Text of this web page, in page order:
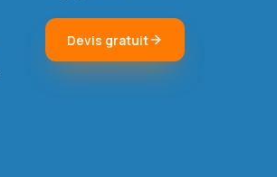
Devis gratuit